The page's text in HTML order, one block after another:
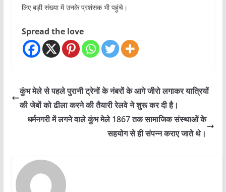
लिए बड़ी संख्या में उनके प्रशंसक भी पहुंचे।
Spread the love
कुंभ मेले से पहले पुरानी ट्रेनों के नंबरों के आगे जीरो लगाकर यात्रियों
की जेबों को ढीला करने की तैयारी रेलवे ने शुरू कर दी है।
धर्मनगरी में लगने वाले कुंभ मेले 1867 तक सामाजिक संस्थाओं के
सहयोग से ही संपन्न कराए जाते थे।